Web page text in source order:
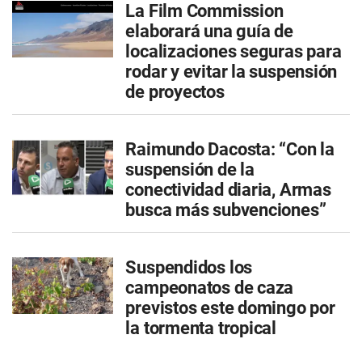
La Film Commission
elaborará una guía de
localizaciones seguras para
rodar y evitar la suspensión
de proyectos
Raimundo Dacosta: “Con la
suspensión de la
conectividad diaria, Armas
busca más subvenciones”
Suspendidos los
campeonatos de caza
previstos este domingo por
la tormenta tropical